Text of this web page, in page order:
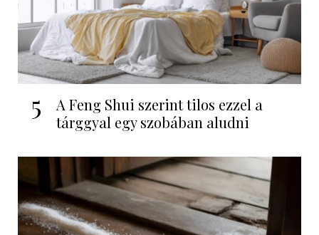
5
A Feng Shui szerint tilos ezzel a
tárggyal egy szobában aludni